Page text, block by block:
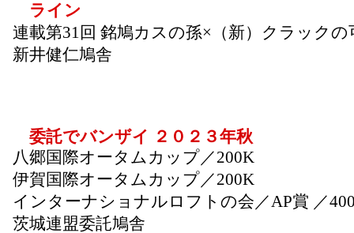
ライン
連載第31回 銘鳩カスの孫×（新）クラック
新井健仁鳩舎
委託でバンザイ ２０２３年秋
八郷国際オータムカップ／200K
伊賀国際オータムカップ／200K
インターナショナルロフトの会／AP賞 ／
茨城連盟委託鳩舎